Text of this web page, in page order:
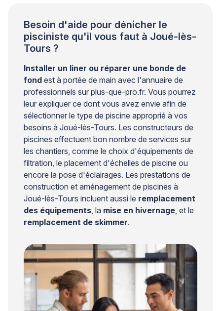
Besoin d'aide pour dénicher le
pisciniste qu'il vous faut à Joué-lès-
Tours ?
Installer un liner ou réparer une bonde de
fond est à portée de main avec l'annuaire de
professionnels sur plus-que-pro.fr. Vous pourrez
leur expliquer ce dont vous avez envie afin de
sélectionner le type de piscine approprié à vos
besoins à Joué-lès-Tours. Les constructeurs de
piscines effectuent bon nombre de services sur
les chantiers, comme le choix d'équipements de
filtration, le placement d'échelles de piscine ou
encore la pose d'éclairages. Les prestations de
construction et aménagement de piscines à
Joué-lès-Tours incluent aussi le remplacement
des équipements , la mise en hivernage , et le
remplacement de skimmer.